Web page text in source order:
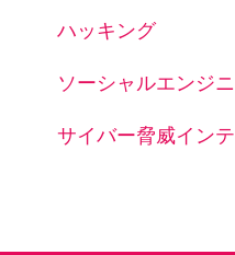
ハッキング
ソーシャルエンジ
サイバー脅威イン